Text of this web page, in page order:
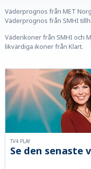
Väderprognos från MET
Väderprognos från SMHI
Väderikoner från SMHI och
likvärdiga ikoner från Klart.
Se den senaste
TV4 PLAY